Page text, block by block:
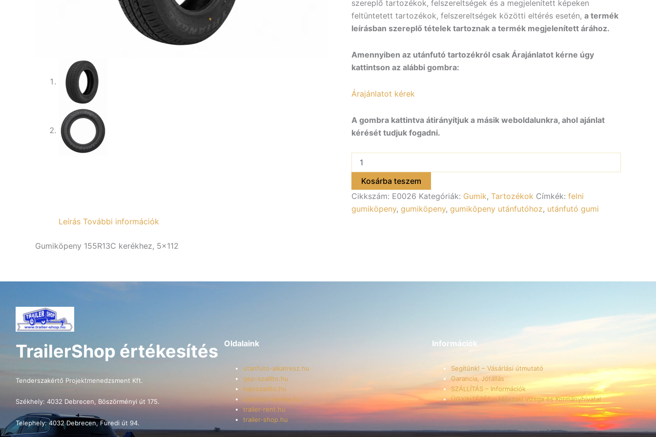
szereplő tartozékok, felszereltségek és a megjelenített képeken
feltüntetett tartozékok, felszereltségek közötti eltérés esetén, a termék
leírásban szereplő tételek tartoznak a termék megjelenített árához.
Amennyiben az utánfutó tartozékról csak Árajánlatot kérne úgy
kattintson az alábbi gombra:
Árajánlatot kérek
A gombra kattintva átirányítjuk a másik weboldalunkra, ahol ajánlat
kérését tudjuk fogadni.
155R13C
kerékhez,
5×112
E0026
mennyiség
Kosárba teszem
Cikkszám: E0026 Kategóriák: Gumik, Tartozékok Címkék: felni
gumiköpeny, gumiköpeny, gumiköpeny utánfutóhoz, utánfutó gumi
Leírás További információk
Gumiköpeny 155R13C kerékhez, 5×112
TrailerShop értékesítés
Tenderszakértő Projektmenedzsment Kft.
Székhely: 4032 Debrecen, Böszörményi út 175.
Telephely: 4032 Debrecen, Füredi út 94.
Oldalaink
utanfuto-alkatresz.hu
gep-szallito.hu
hajoszallito.hu
utanfuto-berles.hu
trailer-rent.hu
trailer-shop.hu
Információk
Segítünk! – Vásárlási útmutató
Garancia, Jótállás
SZÁLLÍTÁS – Információk
ÜGYINTÉZÉS – Műszaki vizsga és Kormányhivatal